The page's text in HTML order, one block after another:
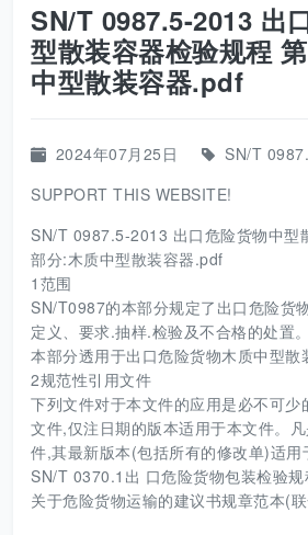
SN/T 0987.5-2013 出
型散装容器检验规程
中型散装容器.pdf
2024年07月25日
SN/T
SUPPORT THIS WEBSITE!
SN/T 0987.5-2013 出口危险货物中型
部分:木质中型散装容器.pdf
1范围
SN/T0987的本部分规定了出口危险货
定义、要求.抽样.检验及不合格的处置。
本部分透用于出口危险货物木质中型散
2规范性引用文件
下列文件对于本文件的应用是必不可少
文件,仅注日期的版本适用于本文件。
件,其最新版本(包括所有的修改单)适用
SN/T 0370.1出 口危险货物包装检验
关于危险货物运输的建议书规章范本(